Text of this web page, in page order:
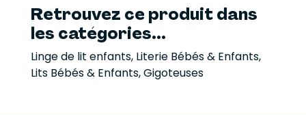
Retrouvez ce produit dans
les catégories...
Linge de lit enfants, Literie Bébés & Enfants,
Lits Bébés & Enfants,Gigoteuses